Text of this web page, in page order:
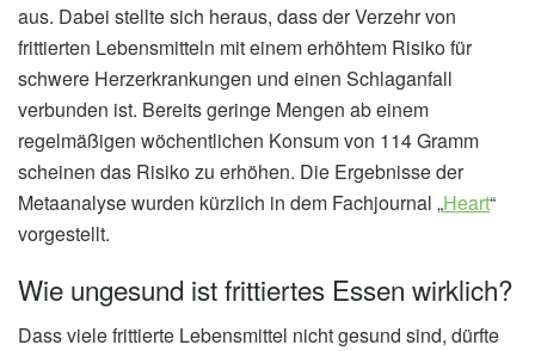
aus. Dabei stellte sich heraus, dass der Verzehr von
frittierten Lebensmitteln mit einem erhöhtem Risiko für
schwere Herzerkrankungen und einen Schlaganfall
verbunden ist. Bereits geringe Mengen ab einem
regelmäßigen wöchentlichen Konsum von 114 Gramm
scheinen das Risiko zu erhöhen. Die Ergebnisse der
Metaanalyse wurden kürzlich in dem Fachjournal „Heart“
vorgestellt.
Wie ungesund ist frittiertes Essen wirklich?
Dass viele frittierte Lebensmittel nicht gesund sind, dürfte